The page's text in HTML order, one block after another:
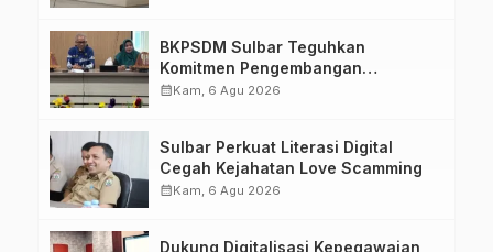
BKPSDM Sulbar Teguhkan
Komitmen Pengembangan
Kompetensi ASN melalui
calendar_monthKam, 6 Agu 2026
Sulbar Perkuat Literasi Digital
Cegah Kejahatan Love Scamming
calendar_monthKam, 6 Agu 2026
Dukung Digitalisasi Kepegawaian,